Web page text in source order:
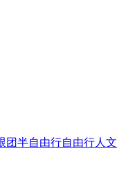
团半自由行自由行人文